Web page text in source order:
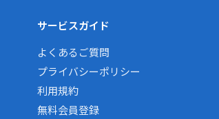
サービスガイド
よくあるご質問
プライバシーポリシー
利用規約
無料会員登録